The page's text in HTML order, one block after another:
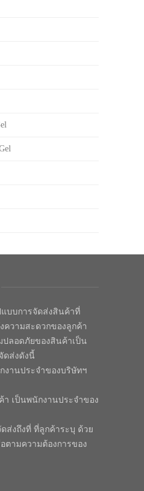
บบการจัดส่งสินค้าที่
ความสะดวกของลูกค้า
ปลอดภัยของสินค้าเป็น
ดส่งดังนี้
งานประจำของบริษัทฯ
เป็นพนักงานประจำของ
ส่งถึงที่ ที่ลูกค้าระบุ ด้วย
ตามความต้องการของ